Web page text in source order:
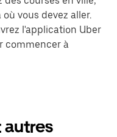
vous devez aller.
l'application Uber
commencer à